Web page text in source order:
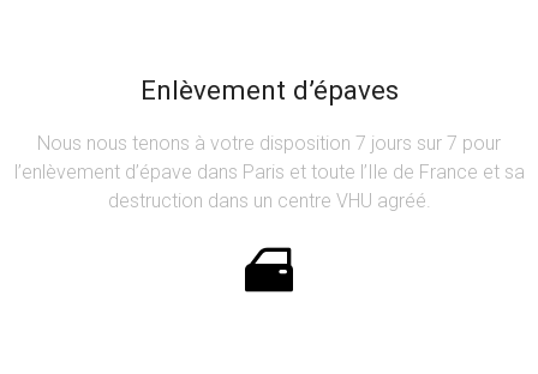
Enlèvement d’épaves
Nous nous tenons à votre disposition 7 jours sur 7 pour
l’enlèvement d’épave dans Paris et toute l’Ile de France et sa
destruction dans un centre VHU agréé.